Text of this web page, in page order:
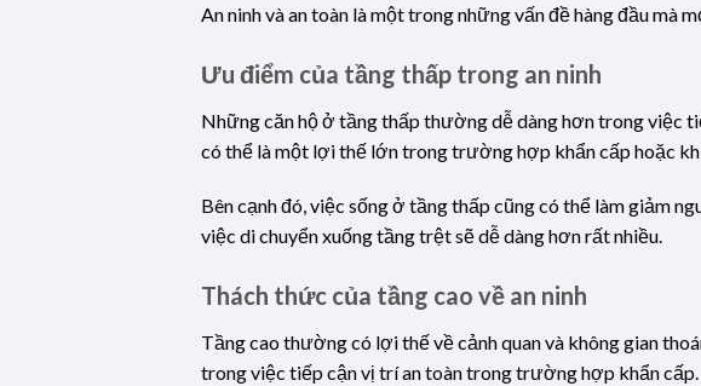
An ninh và an toàn là một trong những vấn đề hàng đầu mà
Ưu điểm của tầng thấp trong an ninh
Những căn hộ ở tầng thấp thường dễ dàng hơn trong việc
có thể là một lợi thế lớn trong trường hợp khẩn cấp hoặc
Bên cạnh đó, việc sống ở tầng thấp cũng có thể làm giảm
việc di chuyển xuống tầng trệt sẽ dễ dàng hơn rất nhiều.
Thách thức của tầng cao về an ninh
Tầng cao thường có lợi thế về cảnh quan và không gian
trong việc tiếp cận vị trí an toàn trong trường hợp khẩn cấp.